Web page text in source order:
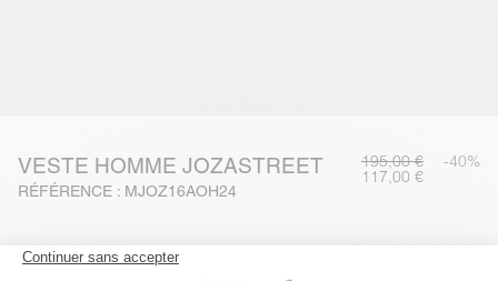
VESTE HOMME JOZASTREET
RÉFÉRENCE : MJOZ16AOH24
195,00 € -40%
117,00 €
COULEUR| ECRU